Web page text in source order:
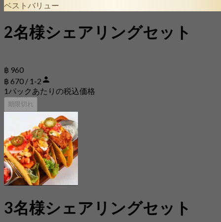
ベストバリュー
2名様シェアリングセット
฿ 960
฿ 670 / 1-2
1パックあたりの税込価格
期限切れ
3名様シェアリングセット